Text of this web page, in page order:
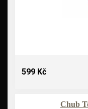
599 Kč
Chub